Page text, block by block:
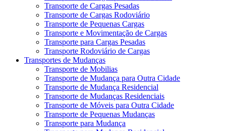
Transporte de Cargas Pesadas
Transporte de Cargas Rodoviário
Transporte de Pequenas Cargas
Transporte e Movimentação de Cargas
Transporte para Cargas Pesadas
Transporte Rodoviário de Cargas
Transportes de Mudanças
Transporte de Mobilias
Transporte de Mudança para Outra Cidade
Transporte de Mudança Residencial
Transporte de Mudanças Residenciais
Transporte de Móveis para Outra Cidade
Transporte de Pequenas Mudanças
Transporte para Mudança